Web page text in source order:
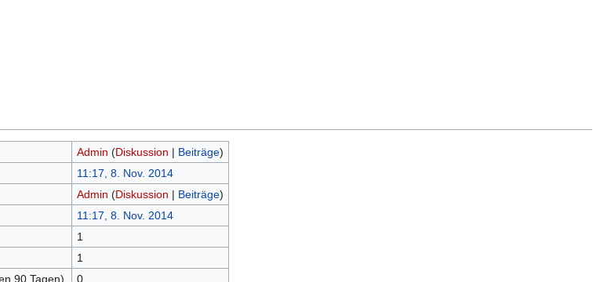
Admin (Diskussion | Beiträge)
11:17, 8. Nov. 2014
Admin (Diskussion | Beiträge)
11:17, 8. Nov. 2014
1
1
90 Tagen)
0